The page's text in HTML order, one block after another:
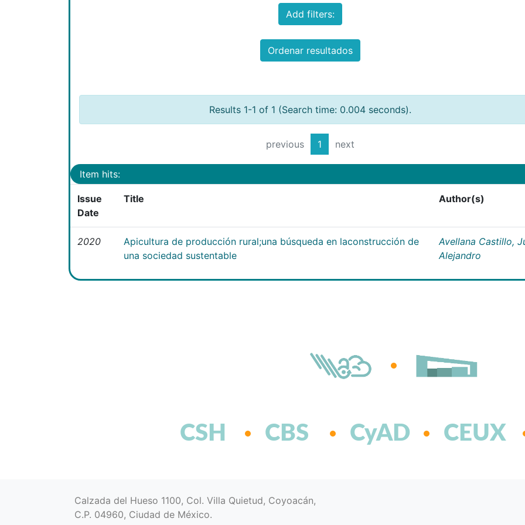
Add filters:
Ordenar resultados
Results 1-1 of 1 (Search time: 0.004 seconds).
previous 1 next
Item hits:
Issue
Date
Title Author(s)
2020
Apicultura de producción rural;una búsqueda en laconstrucción de
una sociedad sustentable
Avellana Castillo,
Alejandro
CSH CBS CyAD CEUX
Calzada del Hueso 1100, Col. Villa Quietud, Coyoacán,
C.P. 04960, Ciudad de México.